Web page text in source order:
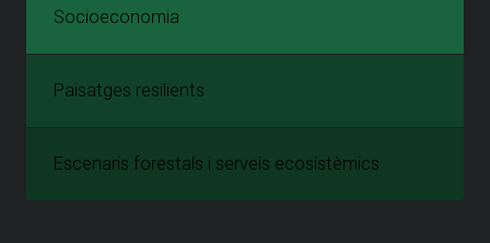
Socioeconomia
Paisatges resilients
Escenaris forestals i serveis ecosistèmics